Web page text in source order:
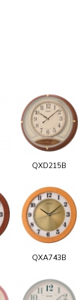
QXD215B
QXA743B